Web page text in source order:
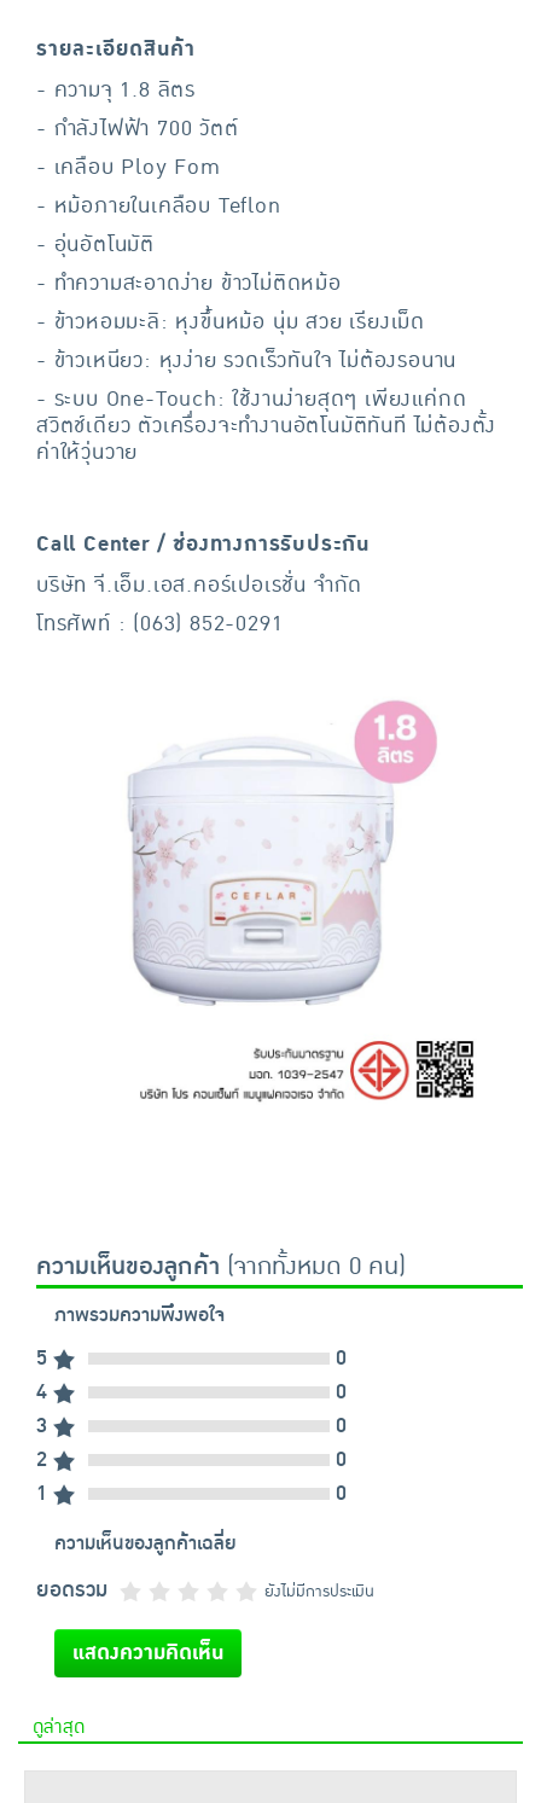
รายละเอียดสินค้า
- ความจุ 1.8 ลิตร
- กำลังไฟฟ้า 700 วัตต์
- เคลือบ Ploy Fom
- หม้อภายในเคลือบ Teflon
- อุ่นอัตโนมัติ
- ทำความสะอาดง่าย ข้าวไม่ติดหม้อ
- ข้าวหอมมะลิ: หุงขึ้นหม้อ นุ่ม สวย เรียงเม็ด
- ข้าวเหนียว: หุงง่าย รวดเร็วทันใจ ไม่ต้องรอนาน
- ระบบ One-Touch: ใช้งานง่ายสุดๆ เพียงแค่กด
สวิตช์เดียว ตัวเครื่องจะทำงานอัตโนมัติทันที ไม่ต้องตั้ง
ค่าให้วุ่นวาย
Call Center / ช่องทางการรับประกัน
บริษัท จี.เอ็ม.เอส.คอร์เปอเรชั่น จำกัด
โทรศัพท์ : (063) 852-0291
ความเห็นของลูกค้า (จากทั้งหมด 0 คน)
ภาพรวมความพึงพอใจ
5
0
4
0
3
0
2
0
1
0
ความเห็นของลูกค้าเฉลี่ย
ยอดรวม ยังไม่มีการประเมิน
แสดงความคิดเห็น
ดูล่าสุด